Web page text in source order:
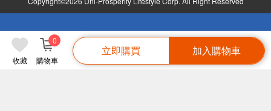
收藏 購物車
0
立即購買 加入購物車